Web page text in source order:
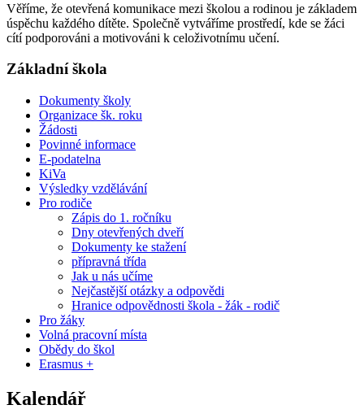
Věříme, že otevřená komunikace mezi školou a rodinou je základem
úspěchu každého dítěte. Společně vytváříme prostředí, kde se žáci
cítí podporováni a motivováni k celoživotnímu učení.
Základní škola
Dokumenty školy
Organizace šk. roku
Žádosti
Povinné informace
E-podatelna
KiVa
Výsledky vzdělávání
Pro rodiče
Zápis do 1. ročníku
Dny otevřených dveří
Dokumenty ke stažení
přípravná třída
Jak u nás učíme
Nejčastější otázky a odpovědi
Hranice odpovědnosti škola - žák - rodič
Pro žáky
Volná pracovní místa
Obědy do škol
Erasmus +
Kalendář